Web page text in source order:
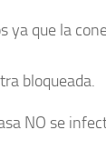
ya que la
bloqueada.
NO se